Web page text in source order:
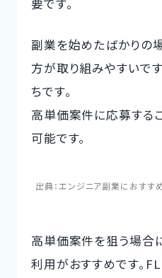
要です。
副業を始めたばかりの
方が取り組みやすいで
ちです。
高単価案件に応募する
可能です。
出典：エンジニア副業におすす
高単価案件を狙う場合
利用がおすすめです。